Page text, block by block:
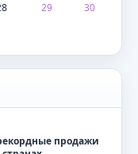
29
30
продажи